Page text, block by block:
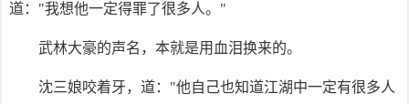
道："我想他一定得罪了很多人。"
武林大豪的声名，本就是用血泪换来的。
沈三娘咬着牙，道："他自己也知道江湖中一定有很多人